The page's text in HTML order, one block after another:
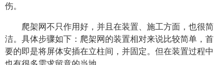
伤。
爬架网不只作用好，并且在装置、施工方面，也很简
洁。具体步骤如下：爬架网的装置相对来说比较简单，首
要的即是将屏体安插在立柱间，并固定。但在装置过程中